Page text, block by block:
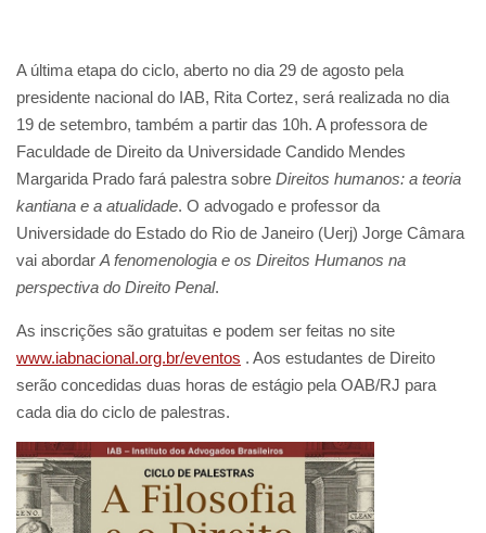
A última etapa do ciclo, aberto no dia 29 de agosto pela
presidente nacional do IAB, Rita Cortez, será realizada no dia
19 de setembro, também a partir das 10h. A professora de
Faculdade de Direito da Universidade Candido Mendes
Margarida Prado fará palestra sobre Direitos humanos: a teoria
kantiana e a atualidade. O advogado e professor da
Universidade do Estado do Rio de Janeiro (Uerj) Jorge Câmara
vai abordarA fenomenologia e os Direitos Humanos na
perspectiva do Direito Penal.
As inscrições são gratuitas e podem ser feitas no site
www.iabnacional.org.br/eventos . Aos estudantes de Direito
serão concedidas duas horas de estágio pela OAB/RJ para
cada dia do ciclo de palestras.